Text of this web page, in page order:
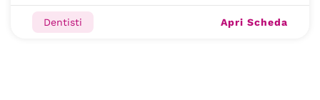
Dentisti Apri Scheda